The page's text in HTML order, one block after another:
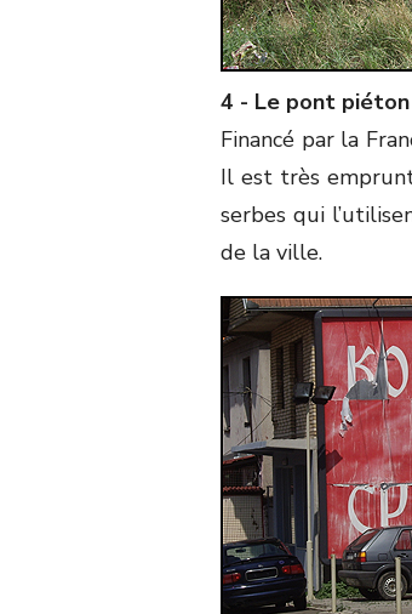
4 - Le pont
Financé par la
Il est très
serbes qui
de la ville.